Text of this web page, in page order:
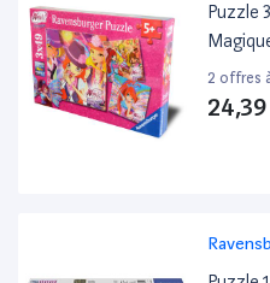
Puzzle
2 offres